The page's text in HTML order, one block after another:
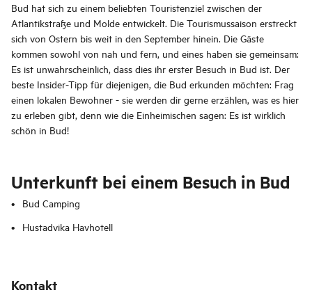
Bud hat sich zu einem beliebten Touristenziel zwischen der
Atlantikstraße und Molde entwickelt. Die Tourismussaison erstreckt
sich von Ostern bis weit in den September hinein. Die Gäste
kommen sowohl von nah und fern, und eines haben sie gemeinsam:
Es ist unwahrscheinlich, dass dies ihr erster Besuch in Bud ist. Der
beste Insider-Tipp für diejenigen, die Bud erkunden möchten: Frag
einen lokalen Bewohner - sie werden dir gerne erzählen, was es hier
zu erleben gibt, denn wie die Einheimischen sagen: Es ist wirklich
schön in Bud!
Unterkunft bei einem Besuch in Bud
Bud Camping
Hustadvika Havhotell
Kontakt